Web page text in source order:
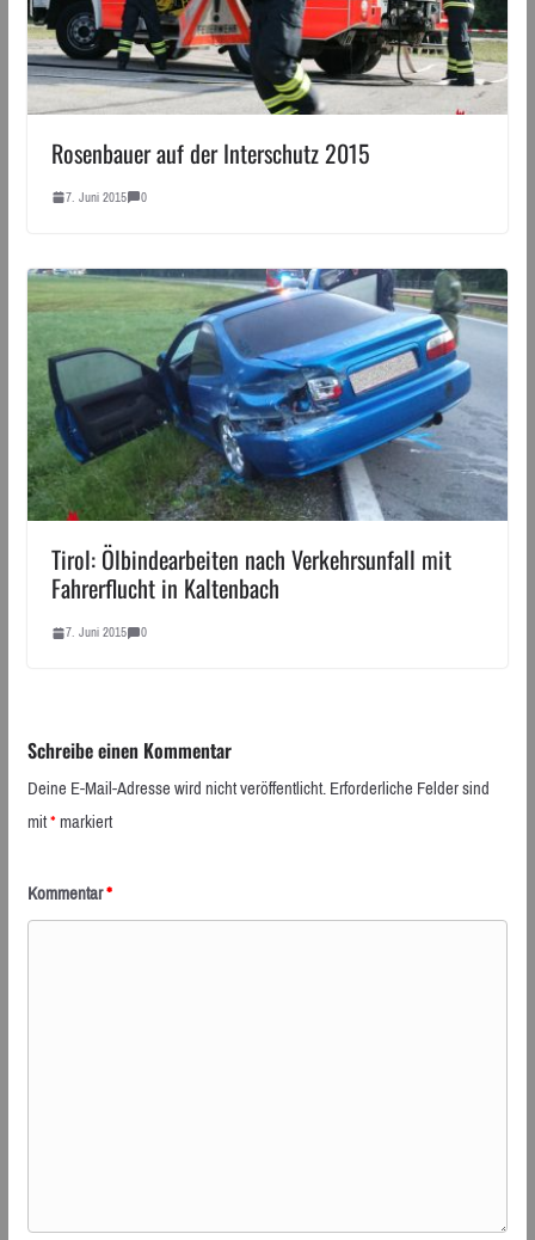
Rosenbauer auf der Interschutz 2015
7. Juni 2015 0
Tirol: Ölbindearbeiten nach Verkehrsunfall mit
Fahrerflucht in Kaltenbach
7. Juni 2015 0
Schreibe einen Kommentar
Deine E-Mail-Adresse wird nicht veröffentlicht.Erforderliche Felder sind
mit*markiert
Kommentar*